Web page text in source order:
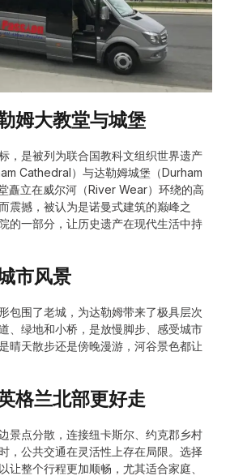
姆大教堂与城堡
，是被列为联合国教科文组织世界遗产
Cathedral）与达勒姆城堡（Durham
矗立在威尔河（River Wear）环绕的高
震撼，被认为是诺曼式建筑的巅峰之
的一部分，让历史遗产在现代生活中持
市风景
包围了老城，为达勒姆带来了极具层次
、绿地和小桥，是放慢脚步、感受城市
晴天散步还是傍晚漫游，河谷景色都让
格兰北部更好走
景点分散，连接纽卡斯尔、约克郡乡村
，公共交通在灵活性上存在局限。选择
让整个行程更加顺畅，尤其适合家庭、